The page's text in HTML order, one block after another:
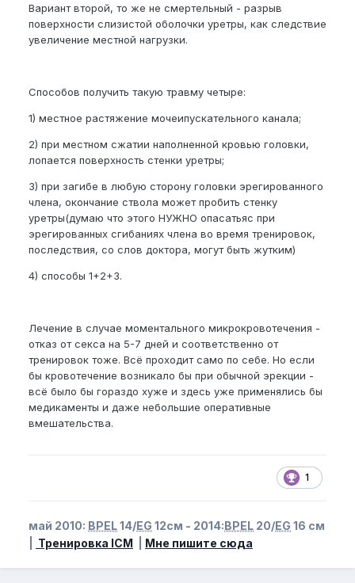
Вариант второй, то же не смертельный - разрыв
поверхности слизистой оболочки уретры, как следствие
увеличение местной нагрузки.
Способов получить такую травму четыре:
1) местное растяжение мочеипускательного канала;
2) при местном сжатии наполненной кровью головки,
лопается поверхность стенки уретры;
3) при загибе в любую сторону головки эрегированного
члена, окончание ствола может пробить стенку
уретры(думаю что этого НУЖНО опасатьяс при
эрегированных сгибаниях члена во время тренировок,
последствия, со слов доктора, могут быть жутким)
4) способы 1+2+3.
Лечение в случае моментального микрокровотечения -
отказ от секса на 5-7 дней и соответственно от
тренировок тоже. Всё проходит само по себе. Но если
бы кровотечение возникало бы при обычной эрекции -
всё было бы гораздо хуже и здесь уже применялись бы
медикаменты и даже небольшие оперативные
вмешательства.
1
май 2010: BPEL14/EG 12см - 2014:BPEL 20/EG 16 см
Тренировка ICM Мне пишите сюда